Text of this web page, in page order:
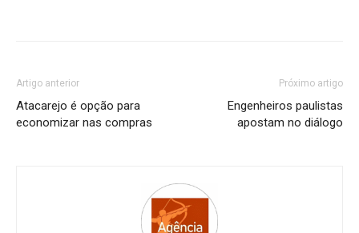
Artigo anterior
Atacarejo é opção para
economizar nas compras
Próximo artigo
Engenheiros paulistas
apostam no diálogo